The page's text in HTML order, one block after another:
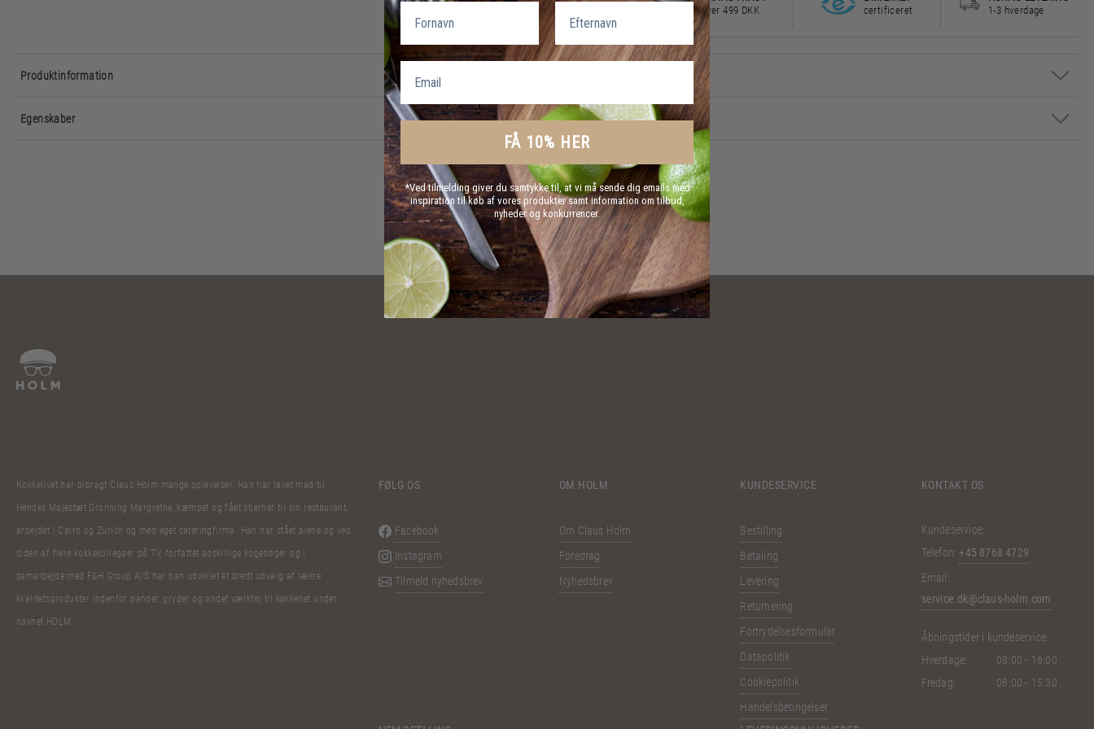
over 499 DKK
certificeret
1-3 hverdage
Egenskaber
Produktinformation
Kokkelivet har bibragt Claus Holm mange oplevelser. Han har lavet mad til
Hendes Majestæt Dronning Margrethe, kæmpet og fået stjerner til sin restaurant,
arbejdet i Cairo og Zürich og med eget cateringfirma. Han har stået alene og ved
siden af flere kokkekollegaer på TV, forfattet adskillige kogebøger og i
samarbejde med F&H Group A/S har han udviklet et bredt udvalg af lækre
kvalitetsprodukter indenfor pander, gryder og andet værktøj til køkkenet under
navnet HOLM.
FØLG OS
Facebook
Instagram
Tilmeld nyhedsbrev
OM HOLM
Om Claus Holm
Foredrag
Nyhedsbrev
KUNDESERVICE
Bestilling
Betaling
Levering
Returnering
Fortrydelsesformular
Datapolitik
Cookiepolitik
Handelsbetingelser
KONTAKT OS
Kundeservice:
Telefon: +45 8768 4729
Email:
service.dk@claus-holm.com
Åbningstider i kundeservice:
Hverdage:
08:00 - 16:00
Fredag:
08:00 - 15:30
Email
FÅ 10% HER
*Ved tilmelding giver du samtykke til, at vi må sende dig emails med
inspiration til køb af vores produkter samt information om tilbud,
nyheder og konkurrencer.